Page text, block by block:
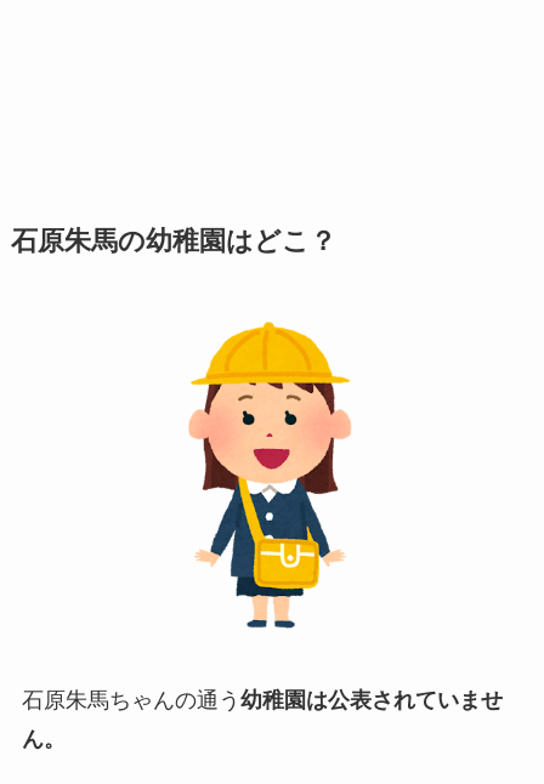
石原朱馬の幼稚園はどこ？
石原朱馬ちゃんの通う 幼稚園は公表されていませ
ん。